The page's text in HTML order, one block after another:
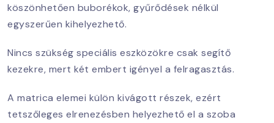
köszönhetően buborékok, gyűrődések nélkül
egyszerűen kihelyezhető.
Nincs szükség speciális eszközökre csak segítő
kezekre, mert két embert igényel a felragasztás.
A matrica elemei külön kivágott részek, ezért
tetszőleges elrenezésben helyezhető el a szoba